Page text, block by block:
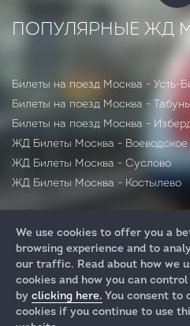
ПОПУЛЯРНЫЕ ЖД
Билеты на поезд Москва - Усть-
Билеты на поезд Москва -
Билеты на поезд Москва -
ЖД Билеты Москва - Воеводское
ЖД Билеты Москва - Суслово
ЖД Билеты Москва - Костылево
We use cookies to offer you a
browsing experience and to
our traffic. Read about how we
cookies and how you can
by clicking here. You consent to
cookies if you continue to use